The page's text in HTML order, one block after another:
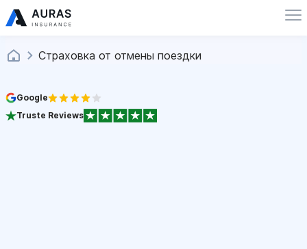
Страховка от отмены поездки
Google
Truste Reviews